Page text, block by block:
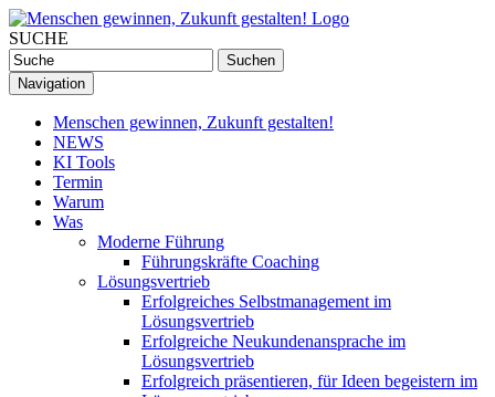
SUCHE
Navigation
Menschen gewinnen, Zukunft gestalten!
NEWS
KI Tools
Termin
Warum
Was
Moderne Führung
Führungskräfte Coaching
Lösungsvertrieb
Erfolgreiches Selbstmanagement im
Lösungsvertrieb
Erfolgreiche Neukundenansprache im
Lösungsvertrieb
Erfolgreich präsentieren, für Ideen begeistern im